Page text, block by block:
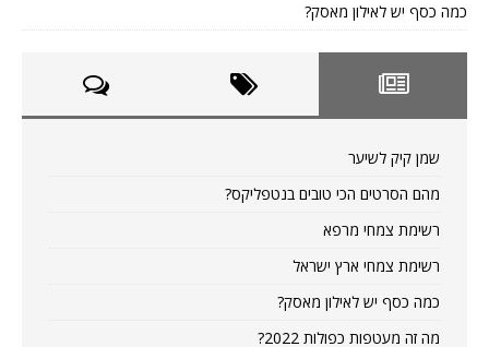
כמה כסף יש לאילון מאסק?
שמן קיק לשיער
מהם הסרטים הכי טובים בנטפליקס?
רשימת צמחי מרפא
רשימת צמחי ארץ ישראל
כמה כסף יש לאילון מאסק?
מה זה מעטפות כפולות 2022?